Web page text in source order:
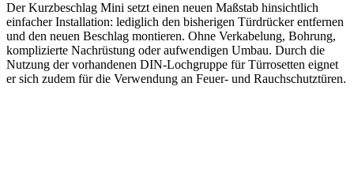
Der Kurzbeschlag Mini setzt einen neuen Maßstab hinsichtlich
einfacher Installation: lediglich den bisherigen Türdrücker entfernen
und den neuen Beschlag montieren. Ohne Verkabelung, Bohrung,
komplizierte Nachrüstung oder aufwendigen Umbau. Durch die
Nutzung der vorhandenen DIN-Lochgruppe für Türrosetten eignet
er sich zudem für die Verwendung an Feuer- und Rauchschutztüren.